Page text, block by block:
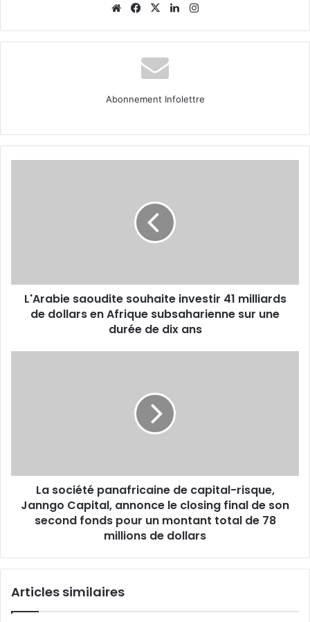
WebsiteFacebook
X Linkedin
Abonnement Infolettre
en
Afrique
subsaharienne
L'Arabie saoudite souhaite investir 41 milliards
de dollars en Afrique subsaharienne sur une
durée de dix ans
annonce
closing
second
pour
La société panafricaine de capital-risque,
Janngo Capital, annonce le closing final de son
second fonds pour un montant total de 78
millions de dollars
Articles similaires